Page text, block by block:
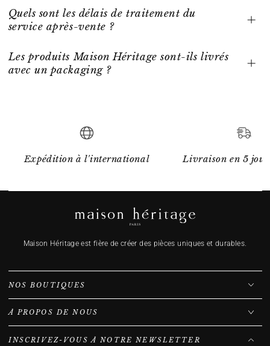
Quels sont les délais de traitement du
service après-vente ?
Les produits Maison Héritage sont-ils livrés
avec un packaging ?
Expédition à l'international Livraison en 5
Maison Héritage est fière de créer des pièces uniques et durables.
NOS BOUTIQUES
À PROPOS DE NOUS
INSCRIVEZ-VOUS À NOTRE NEWSLETTER